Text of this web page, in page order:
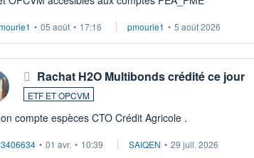
• 05 août • 17:16 pmourie1 • 5 août 2026
Rachat H2O Multibonds crédité ce jour
ETF ET OPCVM
compte espèces CTO Crédit Agricole .
• 01 avr. • 10:39 SAIQEN • 29 juil. 2026